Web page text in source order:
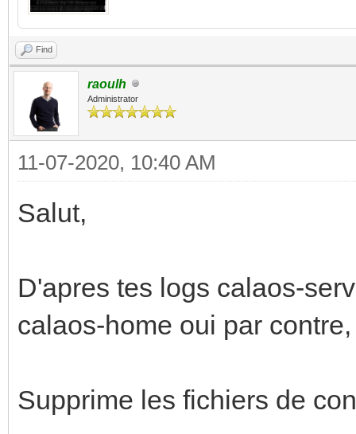
Find
raoulh
Administrator
11-07-2020, 10:40 AM
Salut,
D'apres tes logs calaos-
calaos-home oui par
Supprime les fichiers de